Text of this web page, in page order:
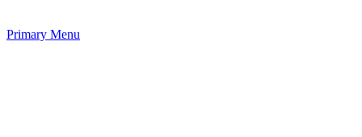
Primary Menu